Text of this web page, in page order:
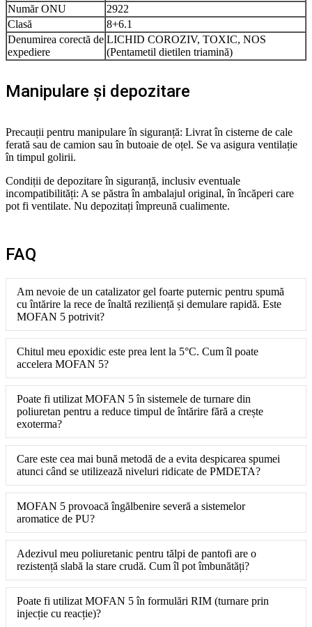
Număr ONU
2922
Clasă
8+6.1
Denumirea corectă de
expediere
LICHID COROZIV, TOXIC, NOS
(Pentametil dietilen triamină)
Manipulare și depozitare
Precauții pentru manipulare în siguranță: Livrat în cisterne de cale
ferată sau de camion sau în butoaie de oțel. Se va asigura ventilație
în timpul golirii.
Condiții de depozitare în siguranță, inclusiv eventuale
incompatibilități: A se păstra în ambalajul original, în încăperi care
pot fi ventilate. Nu depozitați împreună cualimente.
FAQ
Am nevoie de un catalizator gel foarte puternic pentru spumă
cu întărire la rece de înaltă reziliență și demulare rapidă. Este
MOFAN 5 potrivit?
Chitul meu epoxidic este prea lent la 5°C. Cum îl poate
accelera MOFAN 5?
Poate fi utilizat MOFAN 5 în sistemele de turnare din
poliuretan pentru a reduce timpul de întărire fără a crește
exoterma?
Care este cea mai bună metodă de a evita despicarea spumei
atunci când se utilizează niveluri ridicate de PMDETA?
MOFAN 5 provoacă îngălbenire severă a sistemelor
aromatice de PU?
Adezivul meu poliuretanic pentru tălpi de pantofi are o
rezistență slabă la stare crudă. Cum îl pot îmbunătăți?
Poate fi utilizat MOFAN 5 în formulări RIM (turnare prin
injecție cu reacție)?